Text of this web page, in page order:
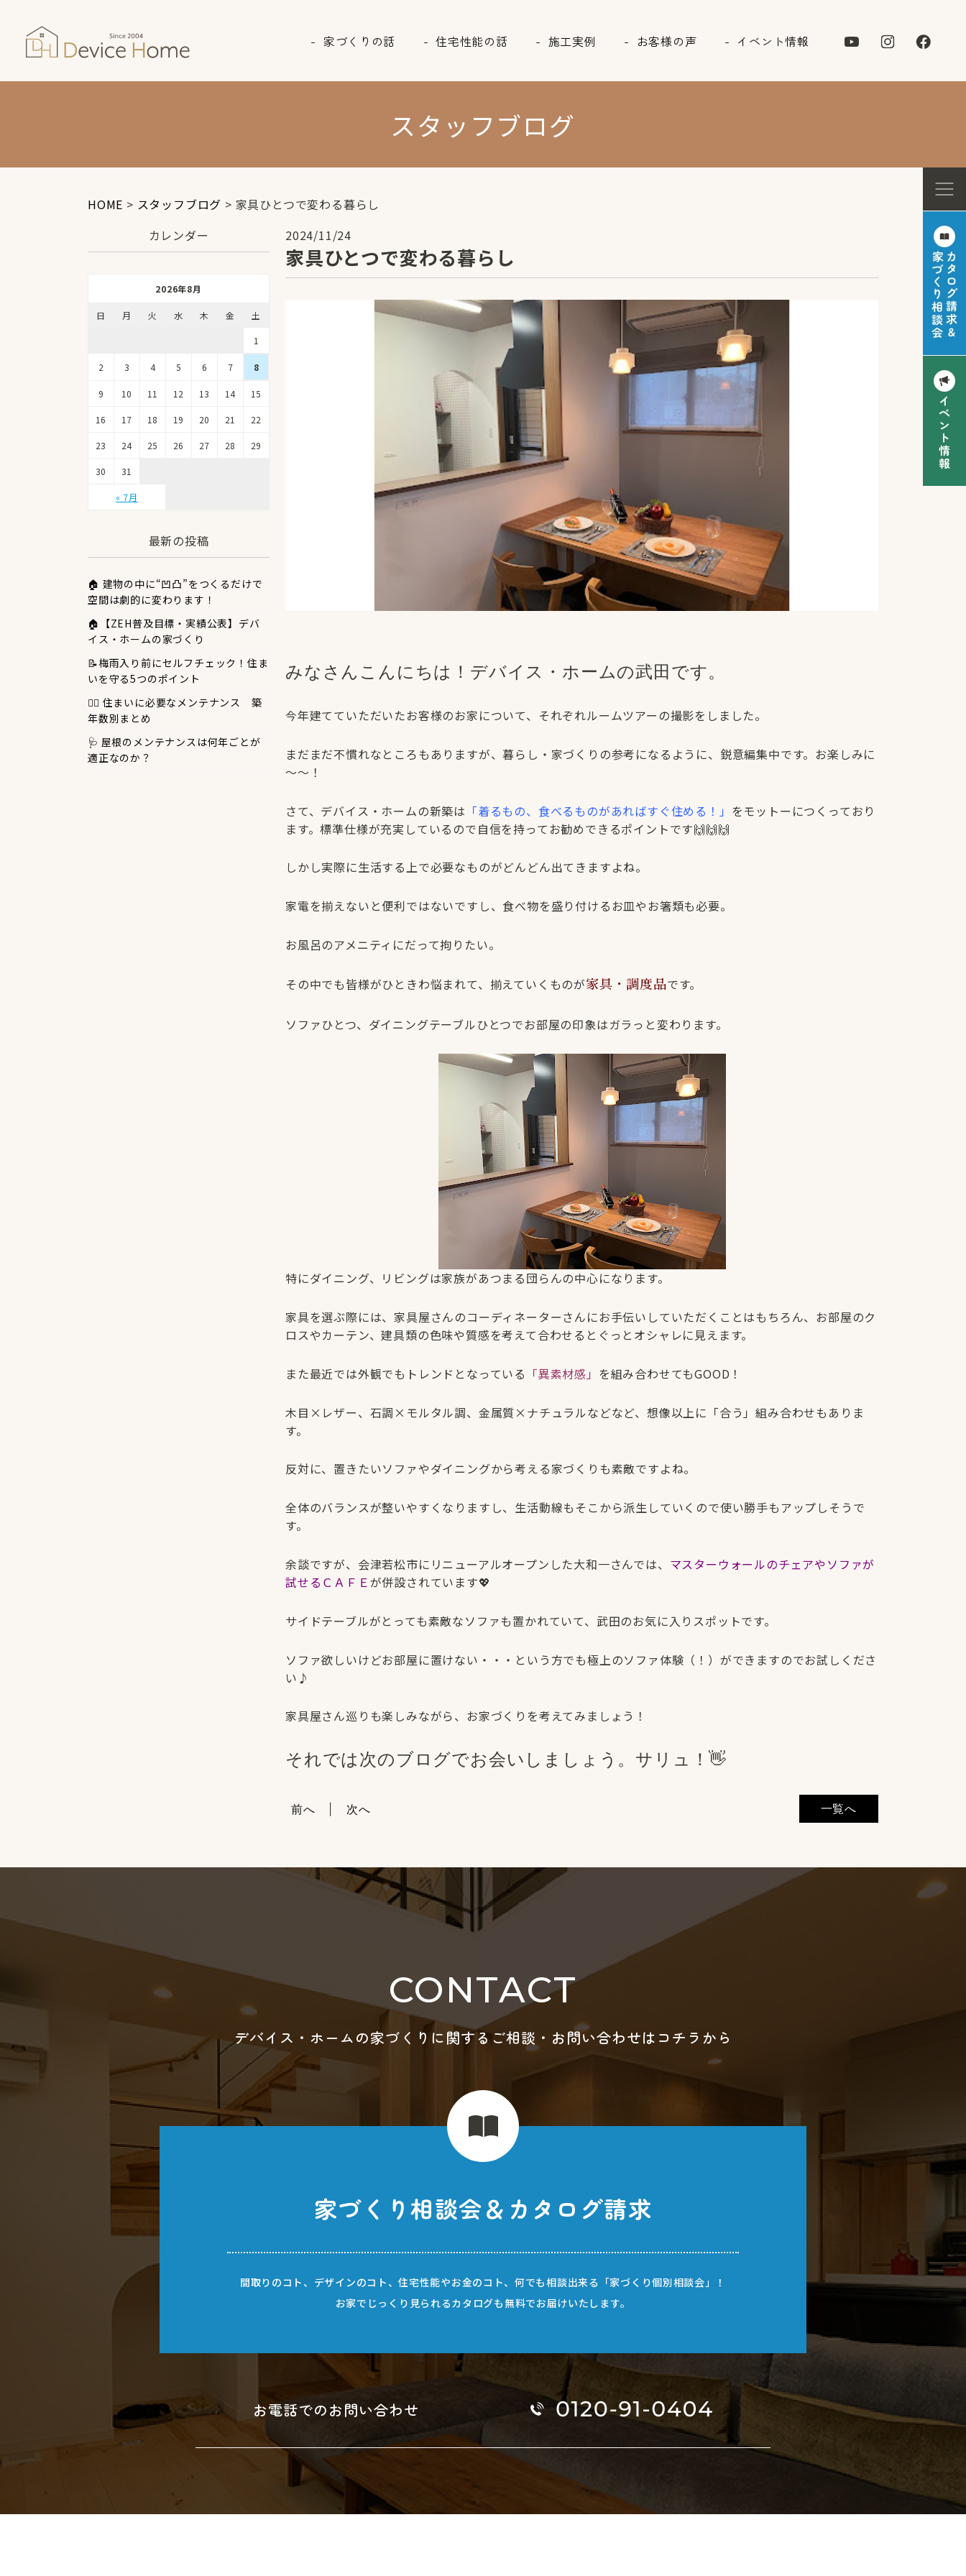
家づくりの話 住宅性能の話 施工実例 お客様の声 イベント情報
スタッフブログ
HOME > スタッフブログ > 家具ひとつで変わる暮らし
2024/11/24
家具ひとつで変わる暮らし
みなさんこんにちは！デバイス・ホームの武田です。
今年建てていただいたお客様のお家について、それぞれルームツアーの撮影をしました。
まだまだ不慣れなところもありますが、暮らし・家づくりの参考になるように、鋭意編集中です。お楽しみに
～～！
さて、デバイス・ホームの新築は 「着るもの、食べるものがあればすぐ住める！」 をモットーにつくっており
ます。標準仕様が充実しているので自信を持ってお勧めできるポイントです🙌🙌🙌
しかし実際に生活する上で必要なものがどんどん出てきますよね。
家電を揃えないと便利ではないですし、食べ物を盛り付けるお皿やお箸類も必要。
お風呂のアメニティにだって拘りたい。
その中でも皆様がひときわ悩まれて、揃えていくものが家具・調度品です。
ソファひとつ、ダイニングテーブルひとつでお部屋の印象はガラっと変わります。
特にダイニング、リビングは家族があつまる団らんの中心になります。
家具を選ぶ際には、家具屋さんのコーディネーターさんにお手伝いしていただくことはもちろん、お部屋のク
ロスやカーテン、建具類の色味や質感を考えて合わせるとぐっとオシャレに見えます。
また最近では外観でもトレンドとなっている 「異素材感」 を組み合わせてもGOOD！
木目×レザー、石調×モルタル調、金属質×ナチュラルなどなど、想像以上に「合う」組み合わせもありま
す。
反対に、置きたいソファやダイニングから考える家づくりも素敵ですよね。
全体のバランスが整いやすくなりますし、生活動線もそこから派生していくので使い勝手もアップしそうで
す。
余談ですが、会津若松市にリニューアルオープンした大和一さんでは、 マスターウォールのチェアやソファが
試せるＣＡＦＥが併設されています💖
サイドテーブルがとっても素敵なソファも置かれていて、武田のお気に入りスポットです。
ソファ欲しいけどお部屋に置けない・・・という方でも極上のソファ体験（！）ができますのでお試しくださ
い♪
家具屋さん巡りも楽しみながら、お家づくりを考えてみましょう！
それでは次のブログでお会いしましょう。サリュ！👋
一覧へ
前へ 次へ
カレンダー
2026年8月
日 月 火 水 木 金 土
« 7月
1
2 3 4 5 6 7 8
9 10 11 12 13 14 15
16 17 18 19 20 21 22
23 24 25 26 27 28 29
30 31
最新の投稿
🏠 建物の中に“凹凸”をつくるだけで
空間は劇的に変わります！
🏠【ZEH普及目標・実績公表】デバ
イス・ホームの家づくり
📝梅雨入り前にセルフチェック！住ま
いを守る5つのポイント
🧑‍⚕️ 住まいに必要なメンテナンス 築
年数別まとめ
🩺 屋根のメンテナンスは何年ごとが
適正なのか？
CONTACT
デバイス・ホームの家づくりに関する ご相談・お問い合わせはコチラから
家づくり相談会＆ カタログ請求
間取りのコト、デザインのコト、住宅性能やお金のコト、何でも相談出来る 「家づくり個別相談会」！
お家でじっくり見られるカタログも 無料でお届けいたします。
お電話でのお問い合わせ